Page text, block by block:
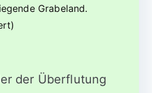
Grabeland.
der Überflutung